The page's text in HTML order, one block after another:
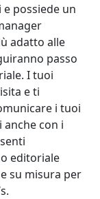
possiede un
adatto alle
passo
I tuoi
e ti
i tuoi
con i
editoriale
su misura per